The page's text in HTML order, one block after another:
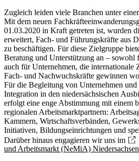
Zugleich leiden viele Branchen unter
Mit dem neuen
01.03.2020 in Kraft getreten ist, wurden
erweitert, Fach- und Führungskräfte aus
zu beschäftigen. Für diese Zielgruppe
Beratung und Unterstützung an – sowohl
auch für Unternehmen, die internationale
Fach- und Nachwuchskräfte gewinnen
Für die Begleitung von Unternehmen
Integration in den niedersächsischen
erfolgt eine enge Abstimmung mit einem
regionalen Arbeitsmarktpartnern:
Kammern, Wirtschaftsverbänden,
Initiativen, Bildungseinrichtungen und
Darüber hinaus engagieren wir uns im
und Arbeitsmarkt (NeMiA) Niedersachsen